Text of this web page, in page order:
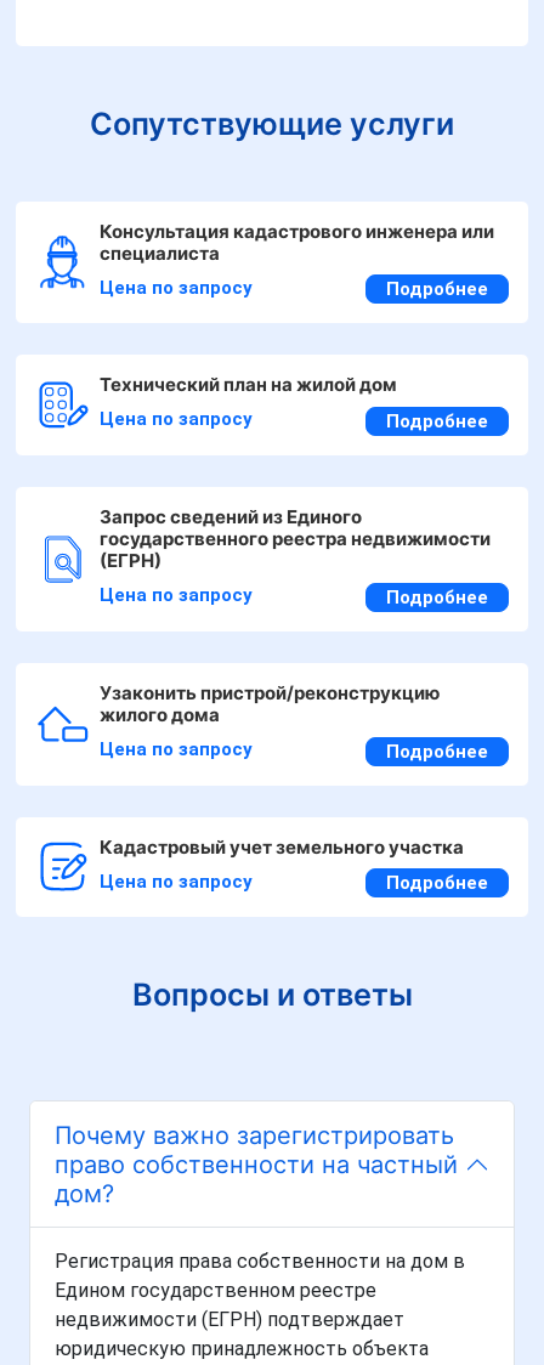
Сопутствующие услуги
Консультация кадастрового инженера или
специалиста
Цена по запросу Подробнее
Технический план на жилой дом
Цена по запросу Подробнее
Запрос сведений из Единого
государственного реестра недвижимости
(ЕГРН)
Цена по запросу Подробнее
Узаконить пристрой/реконструкцию
жилого дома
Цена по запросу Подробнее
Кадастровый учет земельного участка
Цена по запросу Подробнее
Вопросы и ответы
Почему важно зарегистрировать
право собственности на частный
дом?
Регистрация права собственности на дом в
Едином государственном реестре
недвижимости (ЕГРН) подтверждает
юридическую принадлежность объекта